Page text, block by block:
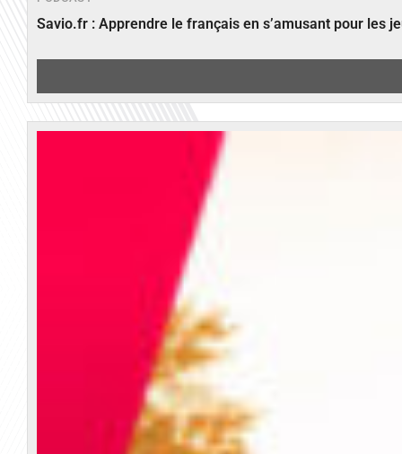
Savio.fr : Apprendre le français en s’amusant pour les